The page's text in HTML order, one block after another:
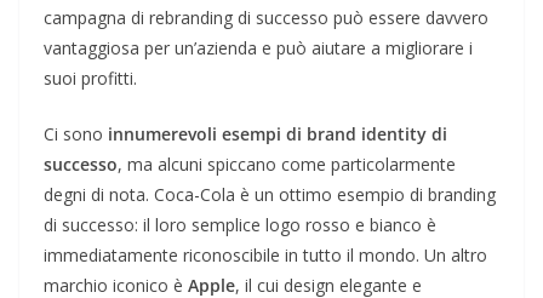
campagna di rebranding di successo può essere davvero
vantaggiosa per un’azienda e può aiutare a migliorare i
suoi profitti.
Ci sono innumerevoli esempi di brand identity di
successo, ma alcuni spiccano come particolarmente
degni di nota. Coca-Cola è un ottimo esempio di branding
di successo: il loro semplice logo rosso e bianco è
immediatamente riconoscibile in tutto il mondo. Un altro
marchio iconico è Apple, il cui design elegante e